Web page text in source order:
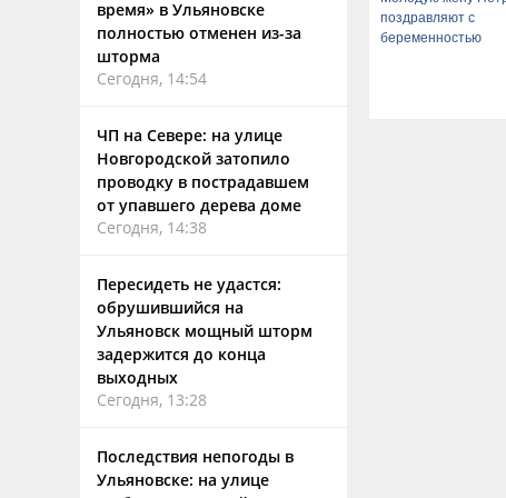
время» в Ульяновске
полностью отменен из-за
шторма
Сегодня, 14:54
ЧП на Севере: на улице
Новгородской затопило
проводку в пострадавшем
от упавшего дерева доме
Сегодня, 14:38
Пересидеть не удастся:
обрушившийся на
Ульяновск мощный шторм
задержится до конца
выходных
Сегодня, 13:28
Последствия непогоды в
Ульяновске: на улице
поздравляют с
беременностью